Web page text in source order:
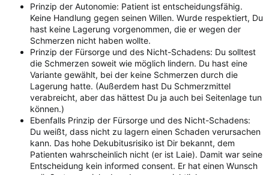
Prinzip der Autonomie: Patient ist entscheidungsfähig.
Keine Handlung gegen seinen Willen. Wurde respektiert, Du
hast keine Lagerung vorgenommen, die er wegen der
Schmerzen nicht haben wollte.
Prinzip der Fürsorge und des Nicht-Schadens: Du solltest
die Schmerzen soweit wie möglich lindern. Du hast eine
Variante gewählt, bei der keine Schmerzen durch die
Lagerung hatte. (Außerdem hast Du Schmerzmittel
verabreicht, aber das hättest Du ja auch bei Seitenlage tun
können.)
Ebenfalls Prinzip der Fürsorge und des Nicht-Schadens:
Du weißt, dass nicht zu lagern einen Schaden verursachen
kann. Das hohe Dekubitusrisiko ist Dir bekannt, dem
Patienten wahrscheinlich nicht (er ist Laie). Damit war seine
Entscheidung kein informed consent. Er hat einen Wunsch